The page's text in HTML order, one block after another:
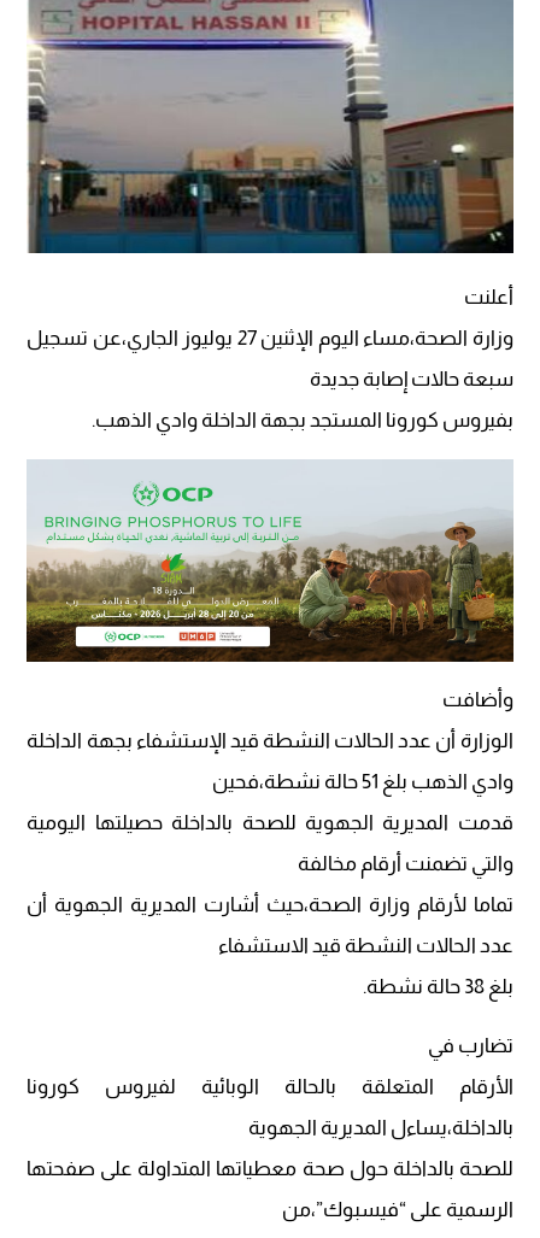
أعلنت
وزارة الصحة،مساء اليوم الإثنين 27 يوليوز الجاري،عن تسجيل
سبعة حالات إصابة جديدة
بفيروس كورونا المستجد بجهة الداخلة وادي الذهب.
وأضافت
الوزارة أن عدد الحالات النشطة قيد الإستشفاء بجهة الداخلة
وادي الذهب بلغ 51 حالة نشطة،فحين
قدمت المديرية الجهوية للصحة بالداخلة حصيلتها اليومية
والتي تضمنت أرقام مخالفة
تماما لأرقام وزارة الصحة،حيث أشارت المديرية الجهوية أن
عدد الحالات النشطة قيد الاستشفاء
بلغ 38 حالة نشطة.
تضارب في
الأرقام المتعلقة بالحالة الوبائية لفيروس كورونا
بالداخلة،يساءل المديرية الجهوية
للصحة بالداخلة حول صحة معطياتها المتداولة على صفحتها
الرسمية على “فيسبوك”،من